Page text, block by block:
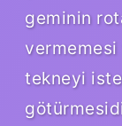
geminin
vermemesi
tekneyi